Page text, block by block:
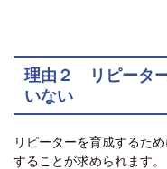
理由２ リピータ
いない
リピーターを育成するた
することが求められます。